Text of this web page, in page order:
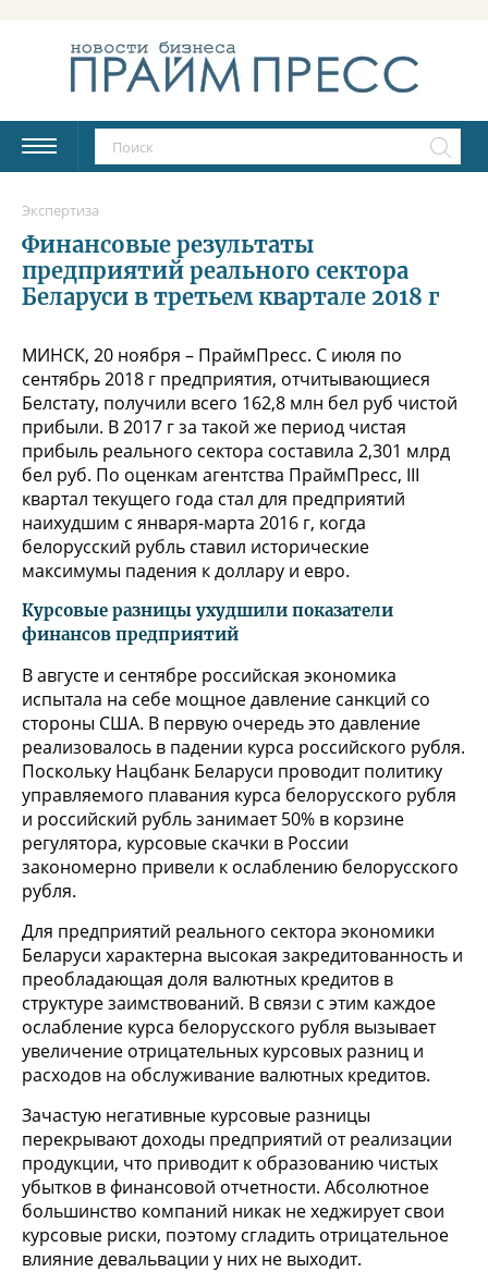
Экспертиза
Финансовые результаты
предприятий реального сектора
Беларуси в третьем квартале 2018 г
МИНСК, 20 ноября – ПраймПресс. С июля по
сентябрь 2018 г предприятия, отчитывающиеся
Белстату, получили всего 162,8 млн бел руб чистой
прибыли. В 2017 г за такой же период чистая
прибыль реального сектора составила 2,301 млрд
бел руб. По оценкам агентства ПраймПресс, III
квартал текущего года стал для предприятий
наихудшим с января-марта 2016 г, когда
белорусский рубль ставил исторические
максимумы падения к доллару и евро.
Курсовые разницы ухудшили показатели
финансов предприятий
В августе и сентябре российская экономика
испытала на себе мощное давление санкций со
стороны США. В первую очередь это давление
реализовалось в падении курса российского рубля.
Поскольку Нацбанк Беларуси проводит политику
управляемого плавания курса белорусского рубля
и российский рубль занимает 50% в корзине
регулятора, курсовые скачки в России
закономерно привели к ослаблению белорусского
рубля.
Для предприятий реального сектора экономики
Беларуси характерна высокая закредитованность и
преобладающая доля валютных кредитов в
структуре заимствований. В связи с этим каждое
ослабление курса белорусского рубля вызывает
увеличение отрицательных курсовых разниц и
расходов на обслуживание валютных кредитов.
Зачастую негативные курсовые разницы
перекрывают доходы предприятий от реализации
продукции, что приводит к образованию чистых
убытков в финансовой отчетности. Абсолютное
большинство компаний никак не хеджирует свои
курсовые риски, поэтому сгладить отрицательное
влияние девальвации у них не выходит.